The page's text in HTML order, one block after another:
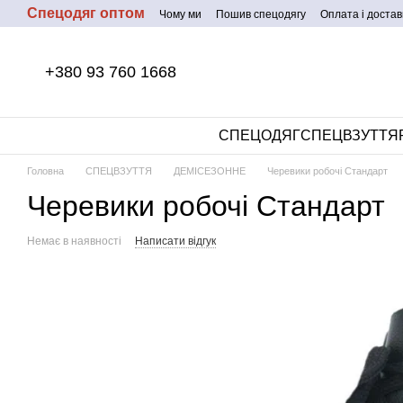
Перейти до основного контенту
Спецодяг оптом Чому ми Пошив спецодягу Оплата і
+380 93 760 1668
СПЕЦОДЯГСПЕЦВЗУТТЯ
Головна СПЕЦВЗУТТЯ ДЕМІСЕЗОННЕ Черевики робочі Стандарт
Черевики робочі Стандарт
Немає в наявності Написати відгук